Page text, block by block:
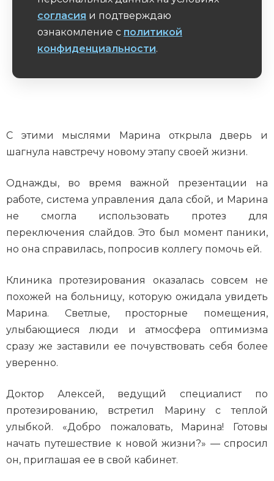
согласия и подтверждаю
ознакомление с политикой
конфиденциальности.
С этими мыслями Марина открыла дверь и
шагнула навстречу новому этапу своей жизни.
Однажды, во время важной презентации на
работе, система управления дала сбой, и Марина
не смогла использовать протез для
переключения слайдов. Это был момент паники,
но она справилась, попросив коллегу помочь ей.
Клиника протезирования оказалась совсем не
похожей на больницу, которую ожидала увидеть
Марина. Светлые, просторные помещения,
улыбающиеся люди и атмосфера оптимизма
сразу же заставили ее почувствовать себя более
уверенно.
Доктор Алексей, ведущий специалист по
протезированию, встретил Марину с теплой
улыбкой. «Добро пожаловать, Марина! Готовы
начать путешествие к новой жизни?» — спросил
он, приглашая ее в свой кабинет.